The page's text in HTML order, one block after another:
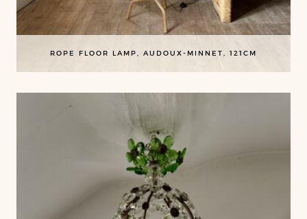
ROPE FLOOR LAMP, AUDOUX-MINNET, 121CM